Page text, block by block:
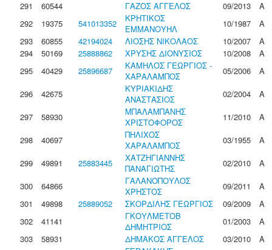
291
60544 ΓΑΖΟΣ ΑΓΓΕΛΟΣ 09/2013
Α
292
19375 541013352
ΚΡΗΤΙΚΟΣ
ΕΜΜΑΝΟΥΗΛ
10/1987
Α
293
60855 42194024 ΛΙΟΣΗΣ ΝΙΚΟΛΑΟΣ 10/2007
Α
294
50169 25888862 ΧΡΥΣΗΣ ΔΙΟΝΥΣΙΟΣ 10/2008
Α
295
40429 25896687
ΚΑΜΗΛΟΣ ΓΕΩΡΓΙΟΣ -
ΧΑΡΑΛΑΜΠΟΣ
05/2006
Α
296
42675
ΚΥΡΙΑΚΙΔΗΣ
ΑΝΑΣΤΑΣΙΟΣ
02/2004
Α
297
58930
ΜΠΑΛΑΜΠΑΝΗΣ
ΧΡΙΣΤΟΦΟΡΟΣ
11/2010
Α
298
40697
ΠΗΛΙΧΟΣ
ΧΑΡΑΛΑΜΠΟΣ
03/1955
Α
299
49891 25883445
ΧΑΤΖΗΓΙΑΝΝΗΣ
ΠΑΝΑΓΙΩΤΗΣ
02/2010
Α
300
64866
ΓΑΛΑΝΟΠΟΥΛΟΣ
ΧΡΗΣΤΟΣ
09/2011
Α
301
49898 25889052 ΣΚΟΡΔΙΛΗΣ ΓΕΩΡΓΙΟΣ 09/2009
Α
302
41141
ΓΚΟΥΛΜΕΤΟΒ
ΔΗΜΗΤΡΙΟΣ
01/2003
Α
303
58931 ΔΗΜΑΚΟΣ ΑΓΓΕΛΟΣ 03/2010
Α